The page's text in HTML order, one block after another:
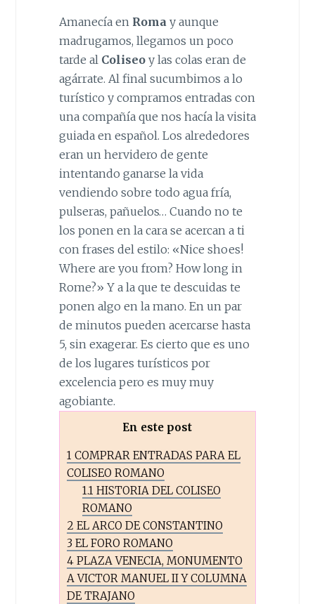
Amanecía enRomay aunque
madrugamos, llegamos un poco
tarde al Coliseoy las colas eran de
agárrate. Al final sucumbimos a lo
turístico y compramos entradas con
una compañía que nos hacía la visita
guiada en español. Los alrededores
eran un hervidero de gente
intentando ganarse la vida
vendiendo sobre todo agua fría,
pulseras, pañuelos… Cuando no te
los ponen en la cara se acercan a ti
con frases del estilo: «Nice shoes!
Where are you from? How long in
Rome?» Y a la que te descuidas te
ponen algo en la mano. En un par
de minutos pueden acercarse hasta
5, sin exagerar. Es cierto que es uno
de los lugares turísticos por
excelencia pero es muy muy
agobiante.
En este post
1 COMPRAR ENTRADAS PARA EL
COLISEO ROMANO
1.1 HISTORIA DEL COLISEO
ROMANO
2 EL ARCO DE CONSTANTINO
3 EL FORO ROMANO
4PLAZA VENECIA, MONUMENTO
A VICTOR MANUEL II Y COLUMNA
DE TRAJANO